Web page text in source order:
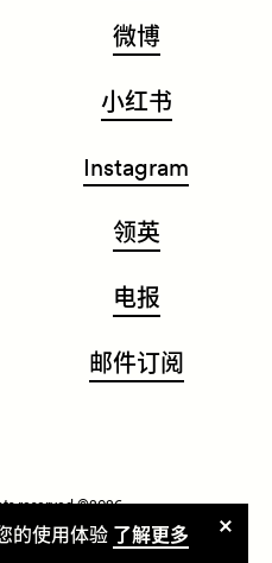
的使用体验 了解更多
微博
小红书
Instagram
领英
电报
邮件订阅
reserved ©2026
用条款与条件